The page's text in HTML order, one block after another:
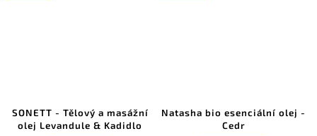
SONETT - Tělový a masážní
olej Levandule & Kadidlo
Natasha bio esenciální olej -
Cedr